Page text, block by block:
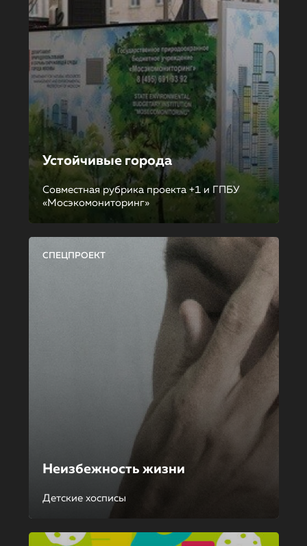
Устойчивые города
Совместная рубрика проекта +1 и ГПБУ
«Мосэкомониторинг»
СПЕЦПРОЕКТ
Неизбежность жизни
Детские хосписы